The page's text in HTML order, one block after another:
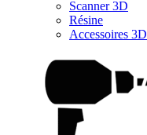
Scanner 3D
Résine
Accessoires 3D